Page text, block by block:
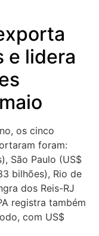
e lidera
os cinco
foram:
São Paulo (US$
bilhões), Rio de
dos Reis-RJ
registra também
com US$